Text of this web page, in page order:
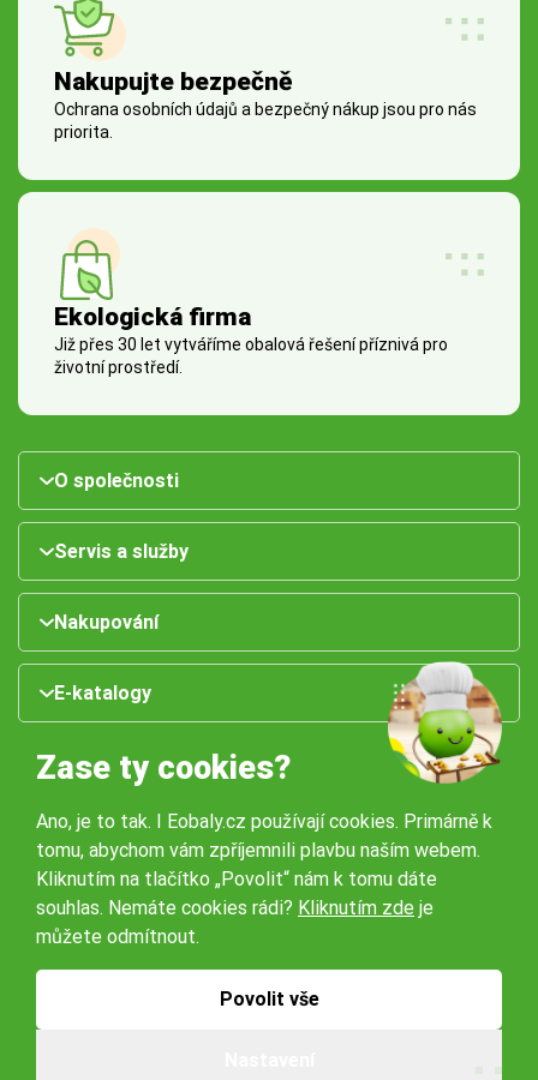
Nakupujte bezpečně
Ochrana osobních údajů a bezpečný nákup jsou pro nás
priorita.
Ekologická firma
Již přes 30 let vytváříme obalová řešení příznivá pro
životní prostředí.
O společnosti
Servis a služby
Nakupování
E-katalogy
Naše pobočky:
Obchodní podmínky
Zase ty cookies?
Ano, je to tak. I Eobaly.cz používají cookies. Primárně k
tomu, abychom vám zpříjemnili plavbu naším webem.
Kliknutím na tlačítko „Povolit“ nám k tomu dáte
souhlas. Nemáte cookies rádi? Kliknutím zde je
můžete odmítnout.
Povolit vše